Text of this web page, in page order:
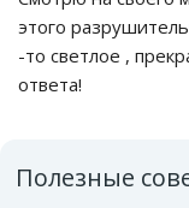
этого
-то светлое ,
ответа!
Полезные